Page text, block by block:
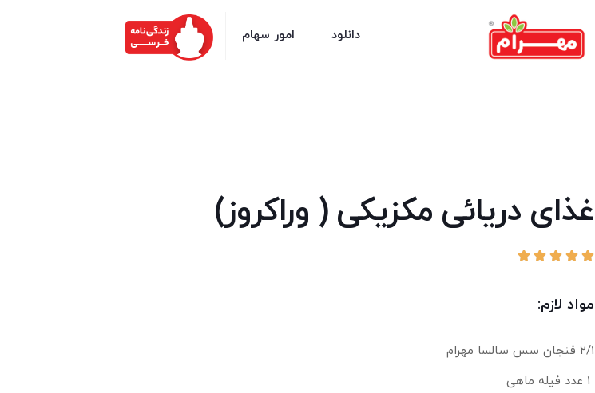
دانلود امور سهام
غذای دریائی مکزیکی ( وراکروز)





مواد لازم:
۲/۱ فنجان سس سالسا مهرام